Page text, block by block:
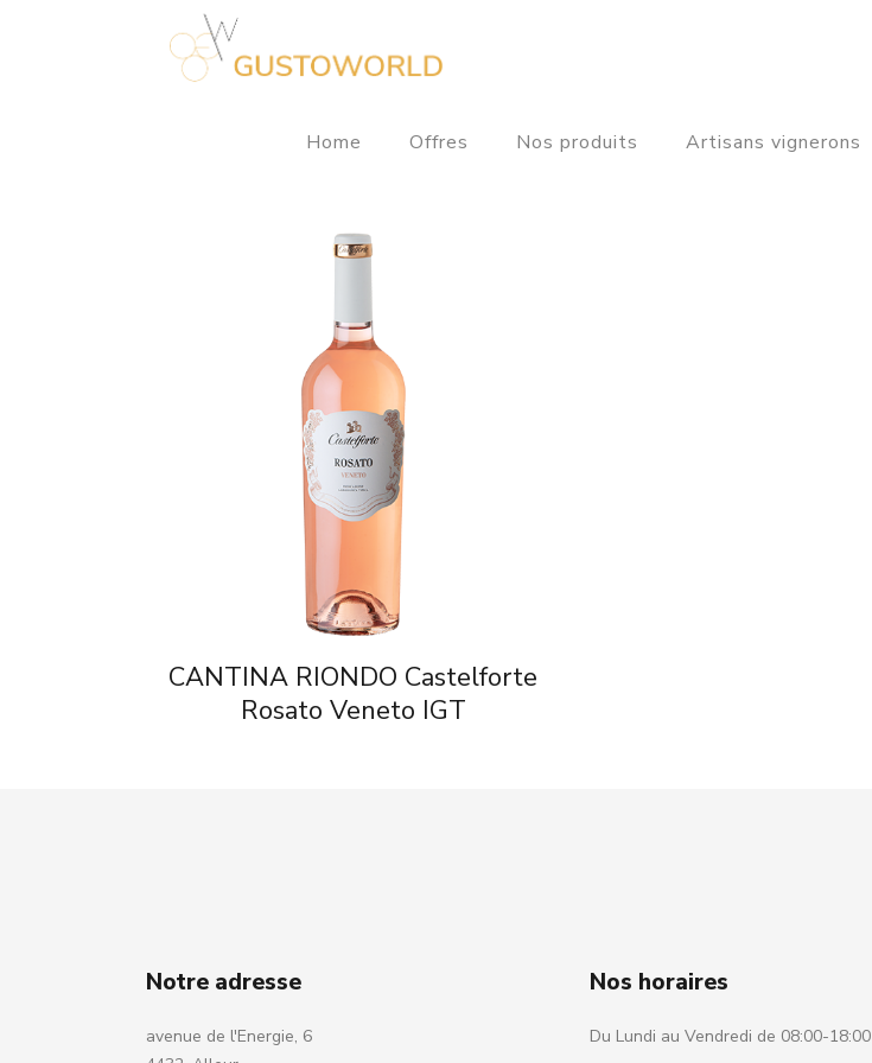
Home Offres Nos produits Artisans vignerons
CANTINA RIONDO Castelforte
Rosato Veneto IGT
Notre adresse
avenue de l'Energie, 6
Nos horaires
Du Lundi au Vendredi de 08:00-18:00